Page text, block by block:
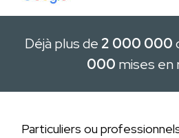
Déjà plus de 2 000 000
000 mises en
Particuliers ou